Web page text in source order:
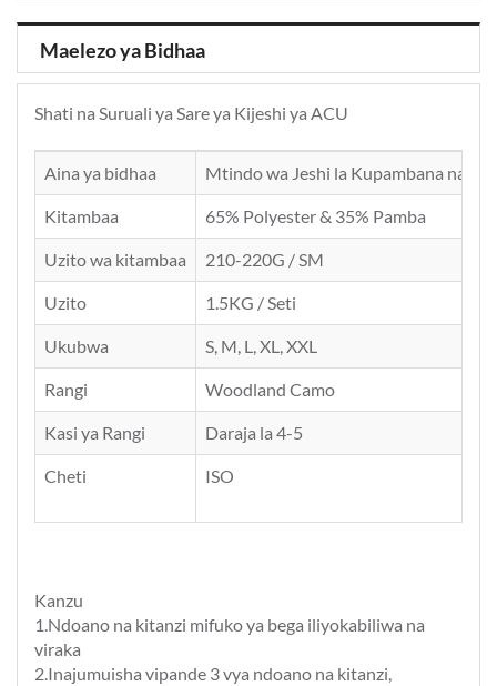
Maelezo ya Bidhaa
Shati na Suruali ya Sare ya Kijeshi ya ACU
Aina ya bidhaa Mtindo wa Jeshi la Kupambana na
Kitambaa 65% Polyester & 35% Pamba
Uzito wa kitambaa 210-220G / SM
Uzito 1.5KG / Seti
Ukubwa S, M, L, XL, XXL
Rangi Woodland Camo
Kasi ya Rangi Daraja la 4-5
Cheti ISO
Kanzu
1.Ndoano na kitanzi mifuko ya bega iliyokabiliwa na
viraka
2.Inajumuisha vipande 3 vya ndoano na kitanzi,